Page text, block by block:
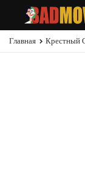
Главная Крестный